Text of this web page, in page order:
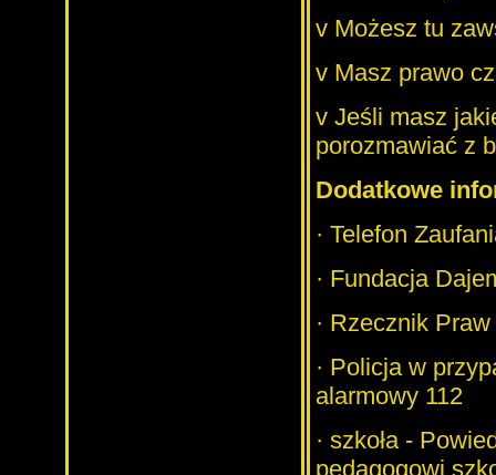
v Możesz tu
v Masz prawo
v Jeśli masz
porozmawiać z
Dodatkowe
· Telefon
· Fundacja
· Rzecznik
· Policja w
alarmowy 112
· szkoła -
pedagogowi